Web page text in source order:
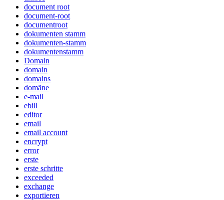
document root
document-root
documentroot
dokumenten stamm
dokumenten-stamm
dokumentenstamm
Domain
domain
domains
domäne
e-mail
ebill
editor
email
email account
encrypt
error
erste
erste schritte
exceeded
exchange
exportieren